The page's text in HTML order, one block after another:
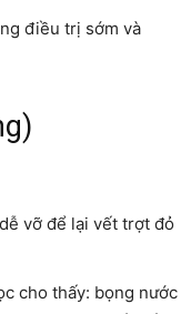
điều trị sớm và
vỡ để lại vết trợt đỏ
cho thấy: bọng nước